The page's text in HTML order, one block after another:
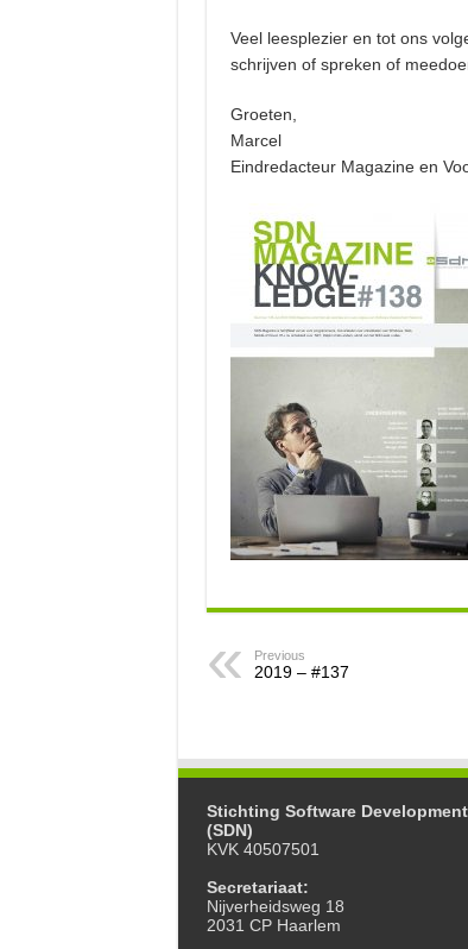
Veel leesplezier en tot ons
schrijven of spreken of
Groeten,
Marcel
Eindredacteur Magazine en
Previous
2019 – #137
Stichting Software
(SDN)
KVK 40507501
Secretariaat:
Nijverheidsweg 18
2031 CP Haarlem